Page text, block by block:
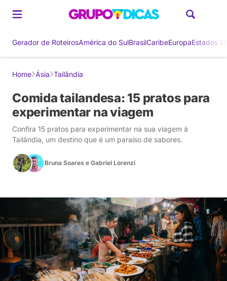
Gerador de RoteirosAmérica do SulBrasilCaribeEuropaEstados
Home Ásia Tailândia
Comida tailandesa: 15 pratos para
experimentar na viagem
Confira 15 pratos para experimentar na sua viagem à
Tailândia, um destino que é um paraíso de sabores.
Bruna Soares e Gabriel Lorenzi